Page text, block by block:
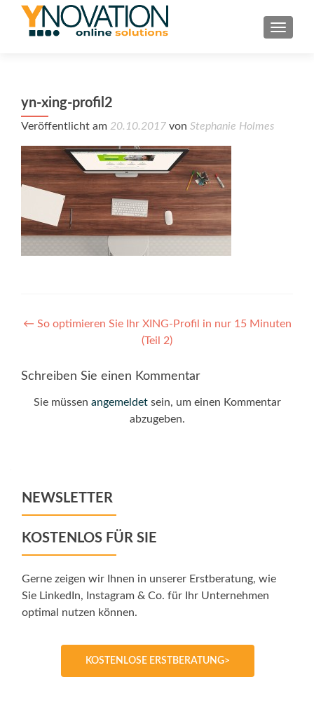
yn-xing-profil2
Veröffentlicht am 20.10.2017 von Stephanie Holmes
Post
← So optimieren Sie Ihr XING-Profil in nur 15 Minuten
(Teil 2)
Schreiben Sie einen Kommentar
Sie müssen angemeldetsein, um einen Kommentar
abzugeben.
NEWSLETTER
KOSTENLOS FÜR SIE
Gerne zeigen wir Ihnen in unserer Erstberatung, wie
Sie LinkedIn, Instagram & Co. für Ihr Unternehmen
optimal nutzen können.
KOSTENLOSE ERSTBERATUNG>